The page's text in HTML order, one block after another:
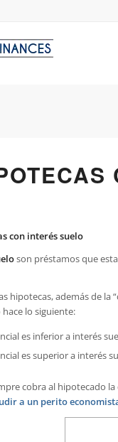
con interés suelo
son préstamos que
hipotecas, además de la
lo siguiente:
es inferior a interés
es superior a interés
cobra al hipotecado
a un perito